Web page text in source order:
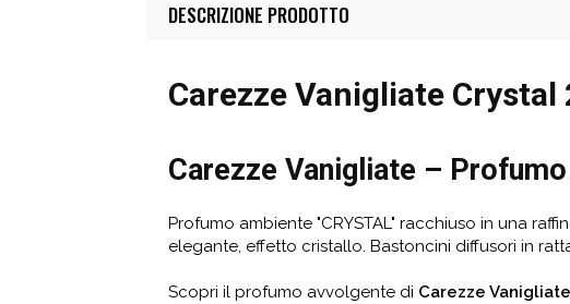
DESCRIZIONE PRODOTTO
Carezze Vanigliate Crystal
Carezze Vanigliate –
Profumo ambiente "CRYSTAL" racchiuso in una
elegante, effetto cristallo. Bastoncini diffusori in
Scopri il profumo avvolgente di Carezze Vanigliate